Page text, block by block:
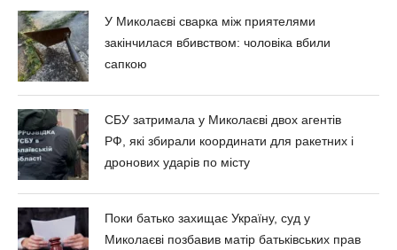
У Миколаєві сварка між приятелями
закінчилася вбивством: чоловіка вбили
сапкою
СБУ затримала у Миколаєві двох агентів
РФ, які збирали координати для ракетних і
дронових ударів по місту
Поки батько захищає Україну, суд у
Миколаєві позбавив матір батьківських прав